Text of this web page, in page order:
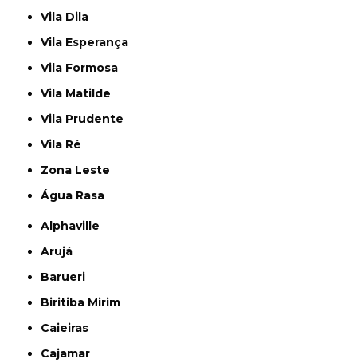
Vila Dila
Vila Esperança
Vila Formosa
Vila Matilde
Vila Prudente
Vila Ré
Zona Leste
Água Rasa
Alphaville
Arujá
Barueri
Biritiba Mirim
Caieiras
Cajamar